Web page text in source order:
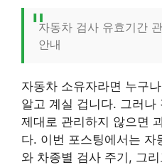
자동차 검사 유효기간
안내
자동차 소유자라면 누구나
알고 계실 겁니다. 그러나
제대로 관리하지 않으면
다. 이번 포스팅에서는 자
와 차종별 검사 주기, 그